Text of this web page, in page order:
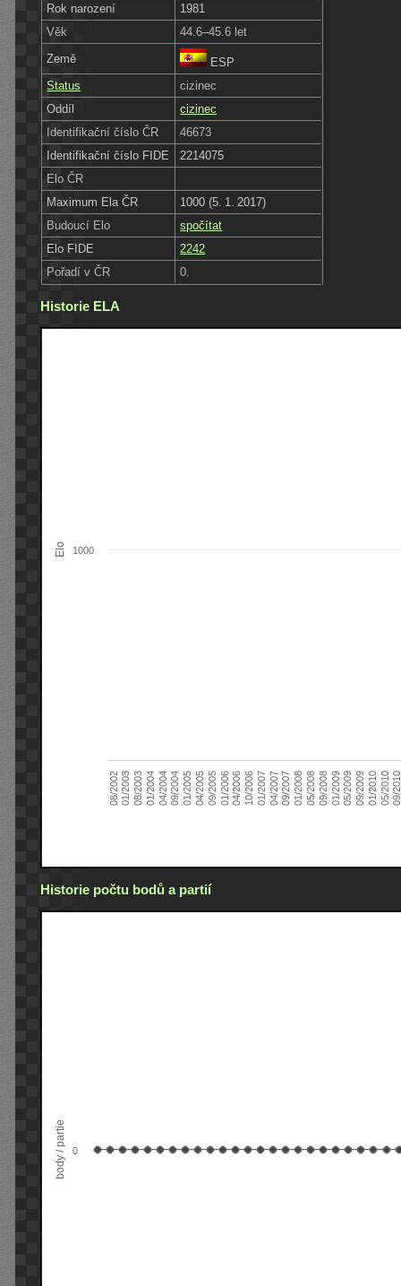
Rok narození
1981
Věk
44.6–45.6 let
Země
ESP
Status
cizinec
Oddíl
cizinec
Identifikační číslo ČR
46673
Identifikační číslo FIDE
2214075
Elo ČR
Maximum Ela ČR
1000 (5. 1. 2017)
Budoucí Elo
spočítat
Elo FIDE
2242
Pořadí v ČR
0.
Historie ELA
Elo
08/200201/200308/200301/200404/200409/200401/200504/200509/200501/200604/200610/200601/200704/200709/200701/200805/200809/200801/200905/200909/200901/201005/201009/
1000
Historie počtu bodů a partií
body / partie 0